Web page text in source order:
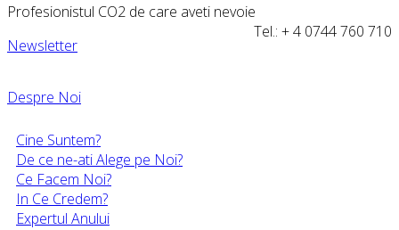
Profesionistul CO2 de care aveti nevoie
Tel.: + 4 0744 760 710
Newsletter
Despre Noi
Cine Suntem?
De ce ne-ati Alege pe Noi?
Ce Facem Noi?
In Ce Credem?
Expertul Anului